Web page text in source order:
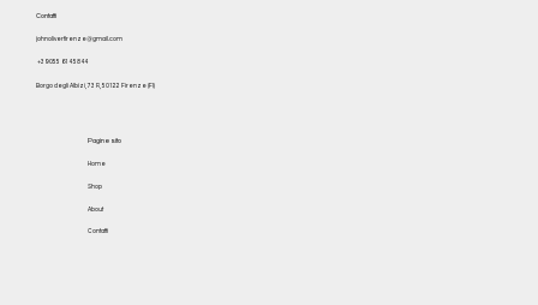
Contatti
johnoliverfirenze@gmail.com
+39 055 614 5844
Borgo degli Albizi, 73 R, 50122 Firenze (FI)
Pagine sito
Home
Shop
About
Contatti